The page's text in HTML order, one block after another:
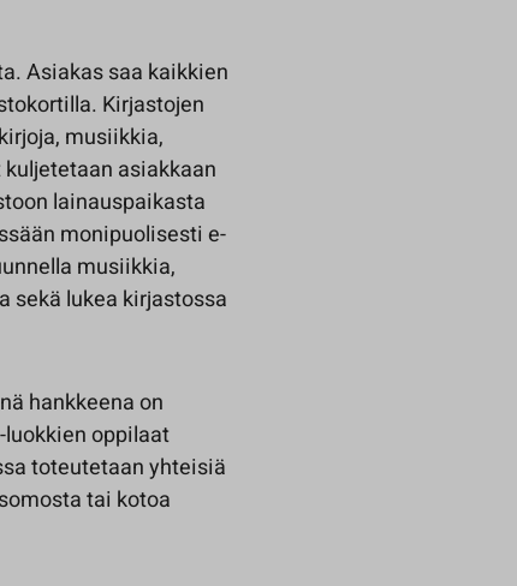
Asiakas saa kaikkien
Kirjastojen
musiikkia,
asiakkaan
lainauspaikasta
monipuolisesti e-
musiikkia,
sekä lukea kirjastossa
hankkeena on
oppilaat
toteutetaan yhteisiä
tai kotoa